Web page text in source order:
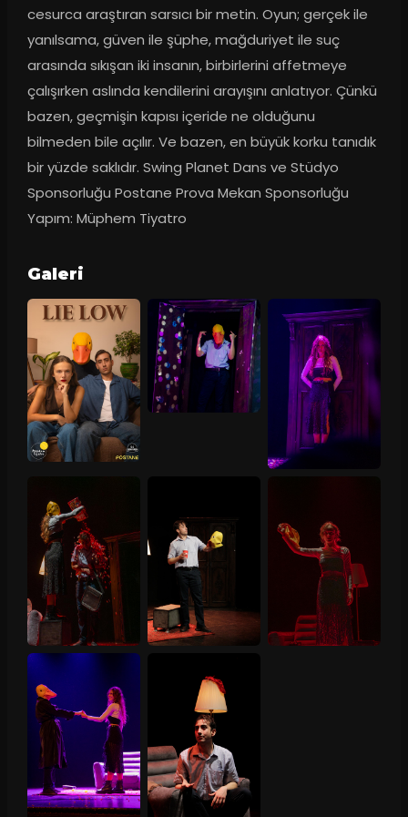
cesurca araştıran sarsıcı bir metin. Oyun; gerçek ile
yanılsama, güven ile şüphe, mağduriyet ile suç
arasında sıkışan iki insanın, birbirlerini affetmeye
çalışırken aslında kendilerini arayışını anlatıyor. Çünkü
bazen, geçmişin kapısı içeride ne olduğunu
bilmeden bile açılır. Ve bazen, en büyük korku tanıdık
bir yüzde saklıdır. Swing Planet Dans ve Stüdyo
Sponsorluğu Postane Prova Mekan Sponsorluğu
Yapım: Müphem Tiyatro
Galeri